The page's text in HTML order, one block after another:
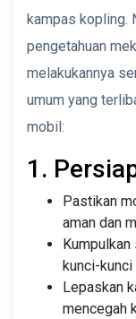
kampas kopling.
pengetahuan
melakukannya
umum yang
mobil:
1.
Pastikan
aman dan
kunci-kunci
Lepaskan
mencegah